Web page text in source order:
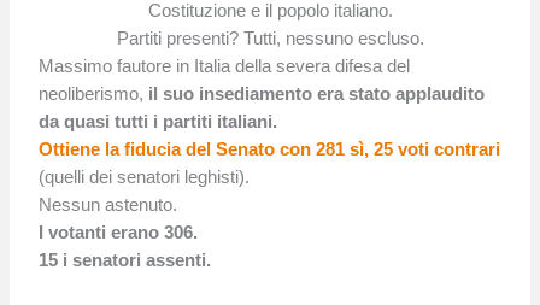
Costituzione e il popolo italiano.
Partiti presenti? Tutti, nessuno escluso.
Massimo fautore in Italia della severa difesa del
neoliberismo, il suo insediamento era stato applaudito
da quasi tutti i partiti italiani.
Ottiene la fiducia del Senato con 281 sì, 25 voti contrari
(quelli dei senatori leghisti).
Nessun astenuto.
I votanti erano 306.
15 i senatori assenti.